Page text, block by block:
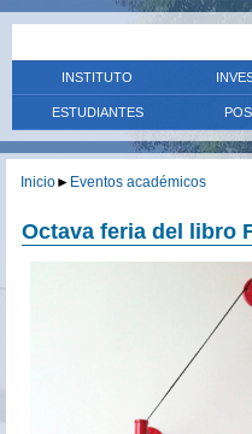
INSTITUTO
ESTUDIANTES
Inicio► Eventos académicos
Octava feria del libro